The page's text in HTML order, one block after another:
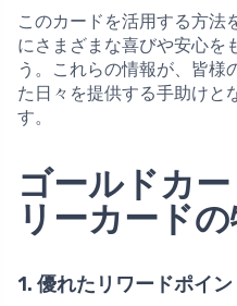
このカードを活用する方法
にさまざまな喜びや安心を
う。これらの情報が、皆様
た日々を提供する手助けと
す。
ゴールドカ
リーカード
1. 優れたリワードポイ